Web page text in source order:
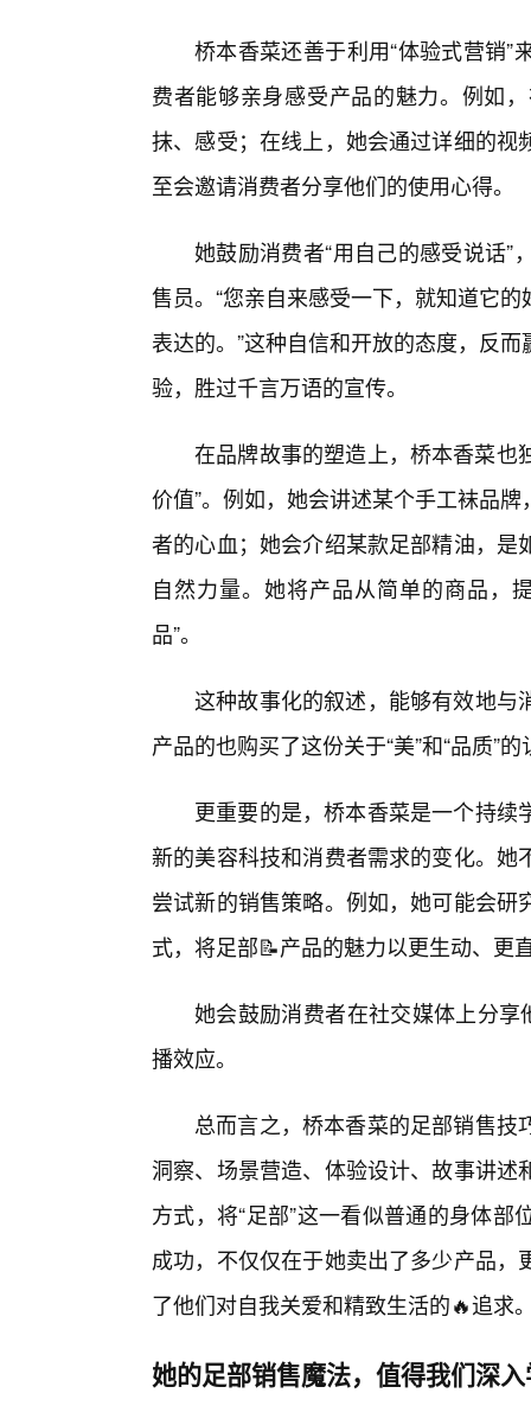
桥本香菜还善于利用“体验式营销
费者能够亲身感受产品的魅力。例如
抹、感受；在线上，她会通过详细的
至会邀请消费者分享他们的使用心得。
她鼓励消费者“用自己的感受说话
售员。“您亲自来感受一下，就知道它
表达的。”这种自信和开放的态度，反
验，胜过千言万语的宣传。
在品牌故事的塑造上，桥本香菜也
价值”。例如，她会讲述某个手工袜品
者的心血；她会介绍某款足部精油，
自然力量。她将产品从简单的商品，
品”。
这种故事化的叙述，能够有效地与
产品的也购买了这份关于“美”和“品质”
更重要的是，桥本香菜是一个持
新的美容科技和消费者需求的变化。
尝试新的销售策略。例如，她可能会
式，将足部📝产品的魅力以更生动、更
她会鼓励消费者在社交媒体上分享
播效应。
总而言之，桥本香菜的足部销售
洞察、场景营造、体验设计、故事讲
方式，将“足部”这一看似普通的身体
成功，不仅仅在于她卖出了多少产品
了他们对自我关爱和精致生活的🔥追求
她的足部销售魔法，值得我们深